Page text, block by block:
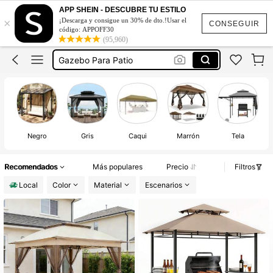
CONSEGUIR
×
APP SHEIN - DESCUBRE TU ESTILO
¡Descarga y consigue un 30% de dto.!Usar el
código: APPOFF30
(95,960)
Carpa Para Patio
Gazebo Para Patio
Gasebos Para Patios
Carpas Para Patio
Carpa Para Patio
Negro Gris Caqui Marrón Tela
Recomendados Más populares Precio
Filtros
Local
Color Material Escenarios